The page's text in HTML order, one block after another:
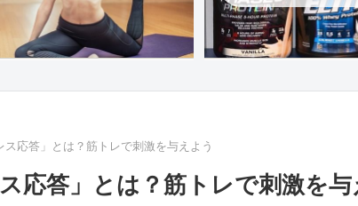
応答」とは？筋トレで刺激を与えよう
応答」とは？筋トレで刺激を与